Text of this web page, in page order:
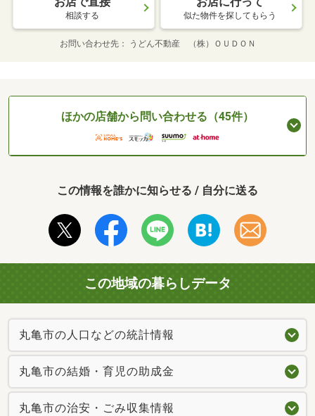
相談する 似た物件を探してもらう
お問い合わせ先 うどん不動産 （株）ＯＵＤＯＮ
ほかの店舗から問い合わせる（45件）
この情報を誰かに知らせる / 自分に送る
この地域の暮らしデータ
丸亀市の人口などの統計情報
丸亀市の結婚・育児の助成金
丸亀市の治安・ごみ収集情報